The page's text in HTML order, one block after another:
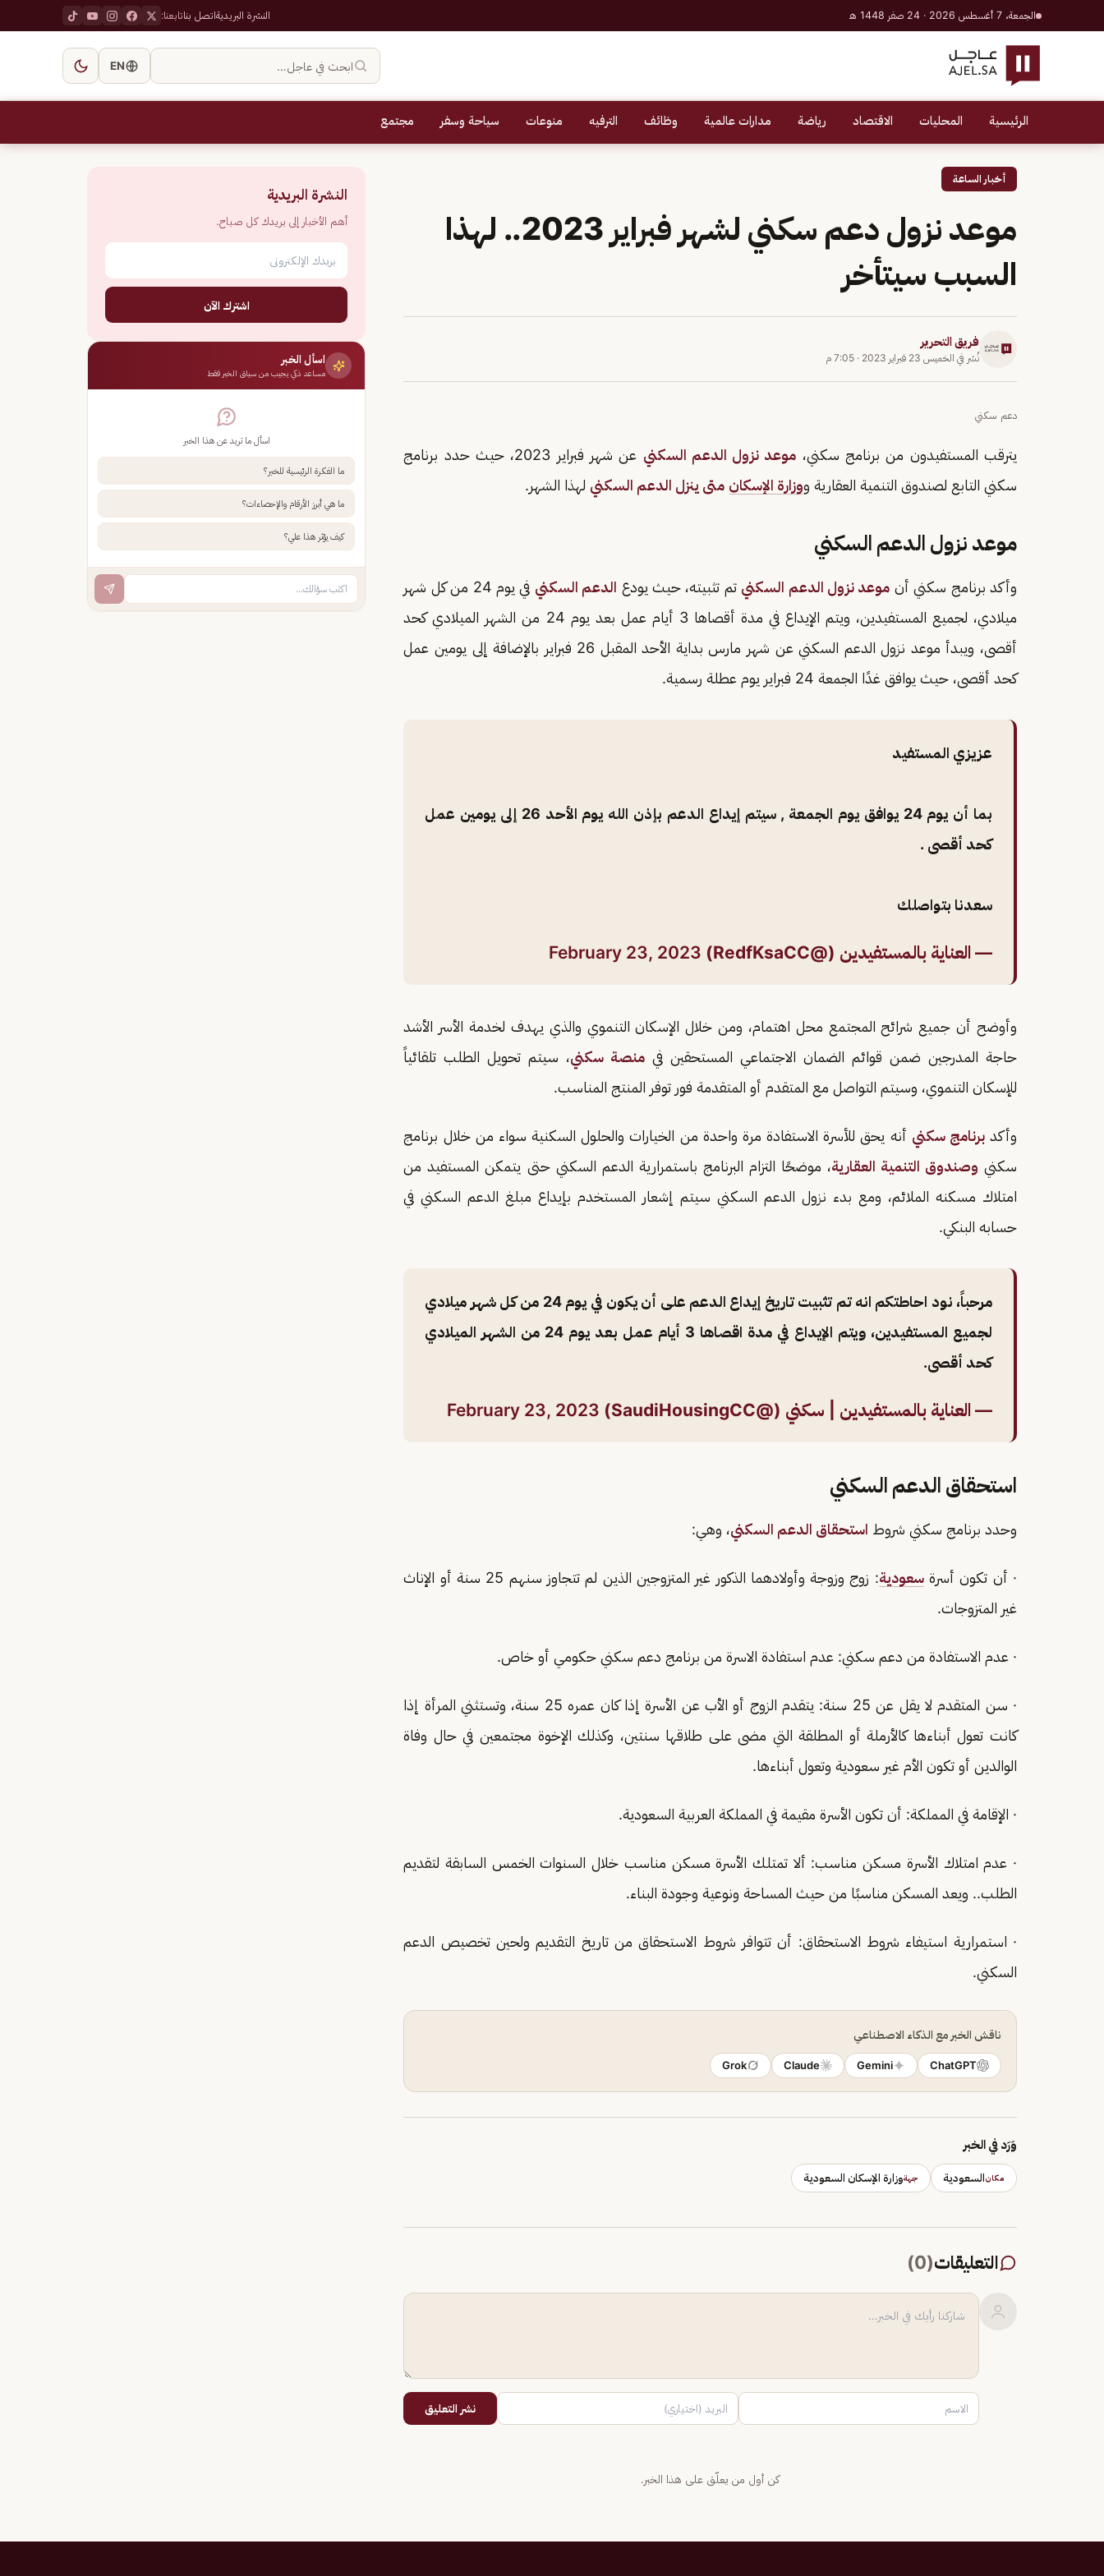
الجمعة، 7 أغسطس 2026 · 24 صفر 1448 هـ النشرة البريديةاتصل بناتابعنا:
ابحث في عاجل… EN
الرئيسية المحليات الاقتصاد رياضة مدارات عالمية وظائف الترفيه منوعات سياحة وسفر مجتمع
أخبار الساعة
موعد نزول دعم سكني لشهر فبراير 2023.. لهذا
السبب سيتأخر
فريق التحرير
نُشر في الخميس 23 فبراير 2023 · 7:05 م
دعم سكني
يترقب المستفيدون من برنامج سكني، موعد نزول الدعم السكني
عن شهر فبراير 2023، حيث حدد برنامج
سكني التابع لصندوق التنمية العقارية ووزارة الإسكان متى ينزل الدعم السكني لهذا الشهر.
موعد نزول الدعم السكني
وأكد برنامج سكني أن موعد نزول الدعم السكني تم تثبيته، حيث يودع الدعم السكني
في يوم 24 من كل شهر
ميلادي، لجميع المستفيدين، ويتم الإيداع في مدة أقصاها 3 أيام عمل بعد يوم 24 من الشهر الميلادي كحد
أقصى، ويبدأ موعد نزول الدعم السكني عن شهر مارس بداية الأحد المقبل 26 فبراير بالإضافة إلى يومين عمل
كحد أقصى، حيث يوافق غدًا الجمعة 24 فبراير يوم عطلة رسمية.
عزيزي المستفيد
بما أن يوم 24 يوافق يوم الجمعة , سيتم إيداع الدعم بإذن الله يوم الأحد 26 إلى يومين عمل
كحد أقصى .
سعدنا بتواصلك
— العناية بالمستفيدين (@RedfKsaCC) February 23, 2023
وأوضح أن جميع شرائح المجتمع محل اهتمام، ومن خلال الإسكان التنموي والذي يهدف لخدمة الأسر الأشد
حاجة المدرجين ضمن قوائم الضمان الاجتماعي المستحقين في منصة سكني، سيتم تحويل الطلب تلقائياً
للإسكان التنموي، وسيتم التواصل مع المتقدم أو المتقدمة فور توفر المنتج المناسب.
وأكدبرنامج سكني أنه يحق للأسرة الاستفادة مرة واحدة من الخيارات والحلول السكنية سواء من خلال برنامج
سكني وصندوق التنمية العقارية، موضحًا التزام البرنامج باستمرارية الدعم السكني حتى يتمكن المستفيد من
امتلاك مسكنه الملائم، ومع بدء نزول الدعم السكني سيتم إشعار المستخدم بإيداع مبلغ الدعم السكني في
حسابه البنكي.
مرحباً، نود احاطتكم انه تم تثبيت تاريخ إيداع الدعم على أن يكون في يوم 24 من كل شهر ميلادي
لجميع المستفيدين، ويتم الإيداع في مدة اقصاها 3 أيام عمل بعد يوم 24 من الشهر الميلادي
كحد أقصى.
— العناية بالمستفيدين | سكني (@SaudiHousingCC) February 23, 2023
استحقاق الدعم السكني
وحدد برنامج سكني شروط استحقاق الدعم السكني، وهي:
· أن تكون أسرةسعودية
: زوج وزوجة وأولادهما الذكور غير المتزوجين الذين لم تتجاوز سنهم 25 سنة أو الإناث
غير المتزوجات.
· عدم الاستفادة من دعم سكني: عدم استفادة الاسرة من برنامج دعم سكني حكومي أو خاص.
· سن المتقدم لا يقل عن 25 سنة: يتقدم الزوج أو الأب عن الأسرة إذا كان عمره 25 سنة، وتستثني المرأة إذا
كانت تعول أبناءها كالأرملة أو المطلقة التي مضى على طلاقها سنتين، وكذلك الإخوة مجتمعين في حال وفاة
الوالدين أو تكون الأم غير سعودية وتعول أبناءها.
· الإقامة في المملكة: أن تكون الأسرة مقيمة في المملكة العربية السعودية.
· عدم امتلاك الأسرة مسكن مناسب: ألا تمتلك الأسرة مسكن مناسب خلال السنوات الخمس السابقة لتقديم
الطلب.. ويعد المسكن مناسبًا من حيث المساحة ونوعية وجودة البناء.
· استمرارية استيفاء شروط الاستحقاق: أن تتوافر شروط الاستحقاق من تاريخ التقديم ولحين تخصيص الدعم
السكني.
ناقش الخبر مع الذكاء الاصطناعي
ChatGPT
Gemini
Claude
Grok
وَرَد في الخبر
مكانالسعودية جهةوزارة الإسكان السعودية
التعليقات(
0
)
نشر التعليق
كن أول من يعلّق على هذا الخبر.
النشرة البريدية
أهم الأخبار إلى بريدك كل صباح.
اشترك الآن
اسأل الخبر
مساعد ذكي يجيب من سياق الخبر فقط
اسأل ما تريد عن هذا الخبر
ما الفكرة الرئيسية للخبر؟
ما هي أبرز الأرقام والإحصاءات؟
كيف يؤثر هذا علي؟